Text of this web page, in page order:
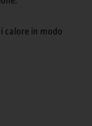
calore in modo